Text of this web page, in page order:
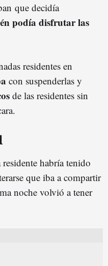
que decidía
podía disfrutar las
residentes en
con suspenderlas y
de las residentes sin
habría tenido
que iba a compartir
noche volvió a tener